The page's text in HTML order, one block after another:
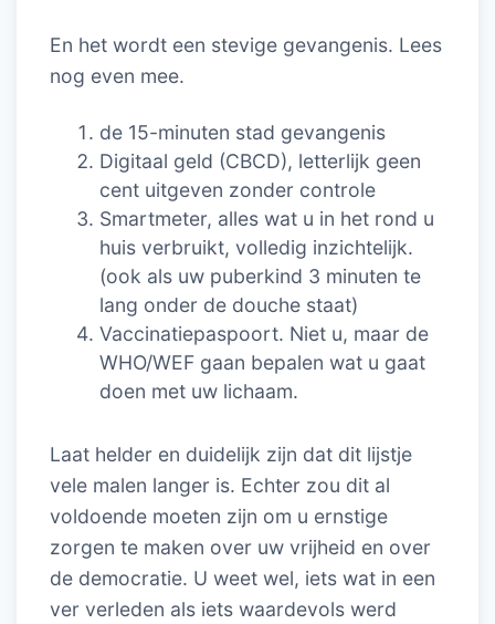
En het wordt een stevige gevangenis. Lees
nog even mee.
de 15-minuten stad gevangenis
Digitaal geld (CBCD), letterlijk geen
cent uitgeven zonder controle
Smartmeter, alles wat u in het rond u
huis verbruikt, volledig inzichtelijk.
(ook als uw puberkind 3 minuten te
lang onder de douche staat)
Vaccinatiepaspoort. Niet u, maar de
WHO/WEF gaan bepalen wat u gaat
doen met uw lichaam.
Laat helder en duidelijk zijn dat dit lijstje
vele malen langer is. Echter zou dit al
voldoende moeten zijn om u ernstige
zorgen te maken over uw vrijheid en over
de democratie. U weet wel, iets wat in een
ver verleden als iets waardevols werd